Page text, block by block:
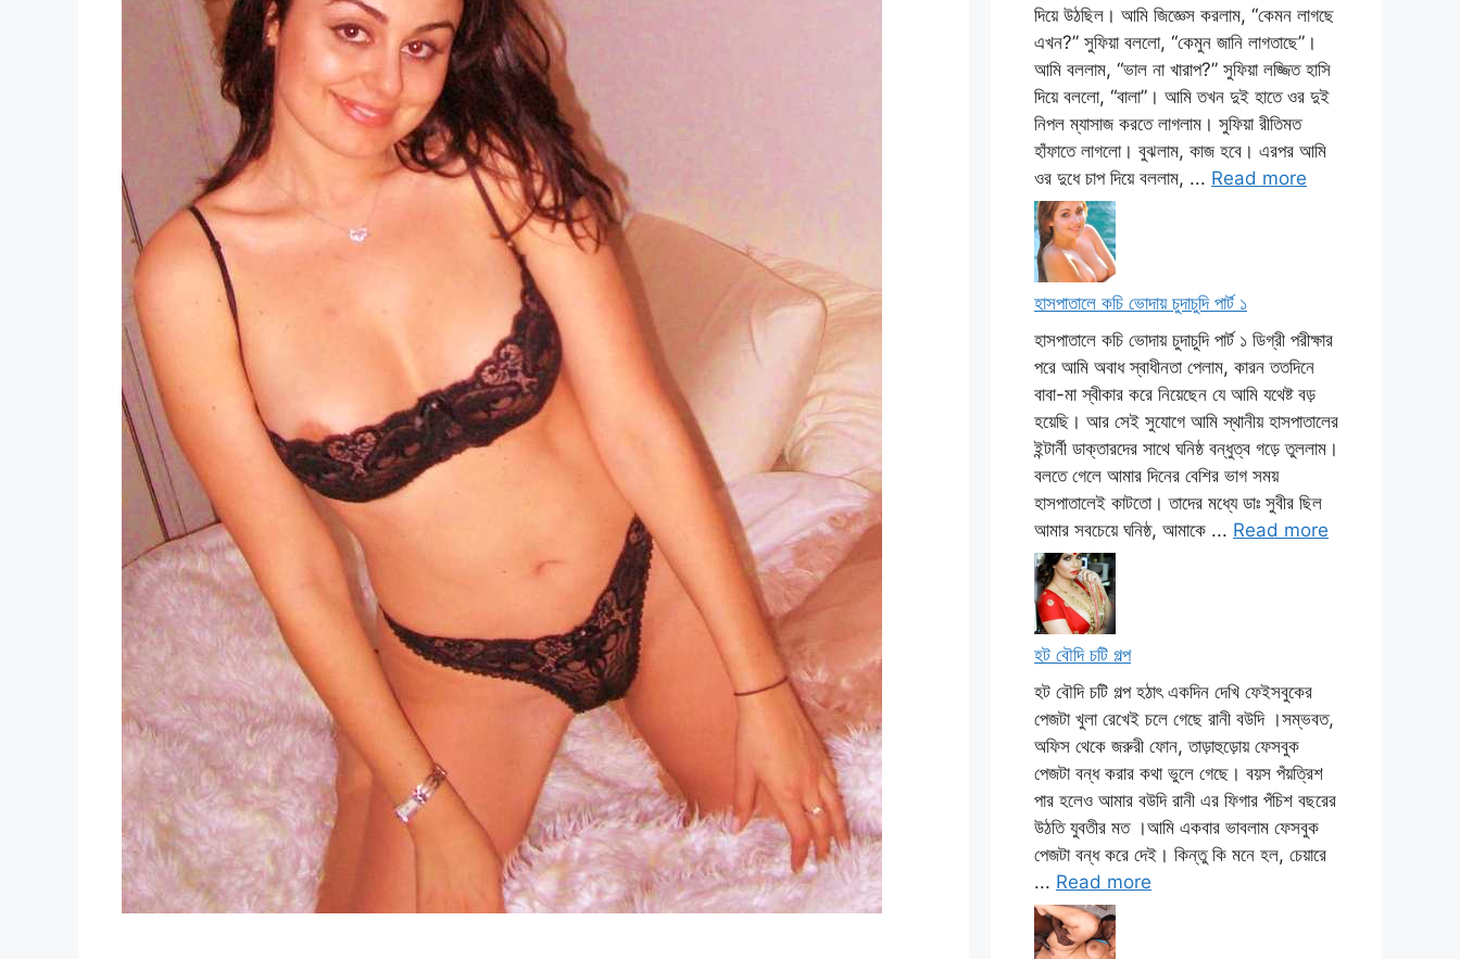
দিয়ে উঠছিল। আমি জিজ্ঞেস করলাম, “কেমন লাগছে
এখন?” সুফিয়া বললো, “কেমুন জানি লাগতাছে”।
আমি বললাম, “ভাল না খারাপ?” সুফিয়া লজ্জিত হাসি
দিয়ে বললো, “বালা”। আমি তখন দুই হাতে ওর দুই
নিপল ম্যাসাজ করতে লাগলাম। সুফিয়া রীতিমত
হাঁফাতে লাগলো। বুঝলাম, কাজ হবে। এরপর আমি
ওর দুধে চাপ দিয়ে বললাম, ... Read more
হাসপাতালে কচি ভোদায় চুদাচুদি পার্ট ১
হাসপাতালে কচি ভোদায় চুদাচুদি পার্ট ১ ডিগ্রী পরীক্ষার
পরে আমি অবাধ স্বাধীনতা পেলাম, কারন ততদিনে
বাবা-মা স্বীকার করে নিয়েছেন যে আমি যথেষ্ট বড়
হয়েছি। আর সেই সুযোগে আমি স্থানীয় হাসপাতালের
ইন্টার্নী ডাক্তারদের সাথে ঘনিষ্ঠ বন্ধুত্ব গড়ে তুললাম।
বলতে গেলে আমার দিনের বেশির ভাগ সময়
হাসপাতালেই কাটতো। তাদের মধ্যে ডাঃ সুবীর ছিল
আমার সবচেয়ে ঘনিষ্ঠ, আমাকে ... Read more
হট বৌদি চটি গল্প
হট বৌদি চটি গল্প হঠাৎ একদিন দেখি ফেইসবুকের
পেজটা খুলা রেখেই চলে গেছে রানী বউদি ।সম্ভবত,
অফিস থেকে জরুরী ফোন, তাড়াহুড়োয় ফেসবুক
পেজটা বন্ধ করার কথা ভুলে গেছে। বয়স পঁয়ত্রিশ
পার হলেও আমার বউদি রানী এর ফিগার পঁচিশ বছরের
উঠতি যুবতীর মত ।আমি একবার ভাবলাম ফেসবুক
পেজটা বন্ধ করে দেই। কিন্তু কি মনে হল, চেয়ারে
... Read more